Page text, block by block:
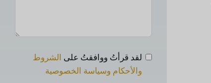
لقد قرأتُ ووافقتُ على الشروط
والأحكام وسياسة الخصوصية